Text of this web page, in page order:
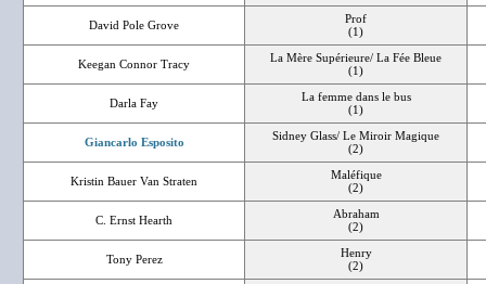
David Pole Grove
Prof
(1)
Keegan Connor Tracy
La Mère Supérieure/ La Fée Bleue
(1)
Darla Fay
La femme dans le bus
(1)
Giancarlo Esposito
Sidney Glass/ Le Miroir Magique
(2)
Kristin Bauer Van Straten
Maléfique
(2)
C. Ernst Hearth
Abraham
(2)
Tony Perez
Henry
(2)